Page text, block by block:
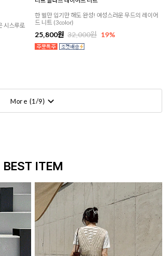
시스루로
한 벌만 입기만 해도 완성! 여성스러운 무드의 레이어
드 니트 (3color)
25,800원 32,000원 19%
More (1 /9)
BEST ITEM